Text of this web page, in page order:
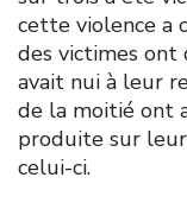
cette violence a
des victimes ont
avait nui à leur
de la moitié ont
produite sur
celui-ci.